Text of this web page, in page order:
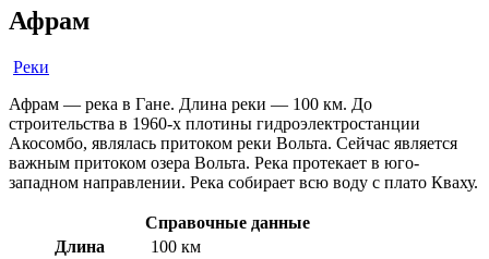
Афрам
Реки
Афрам — река в Гане. Длина реки — 100 км. До
строительства в 1960-х плотины гидроэлектростанции
Акосомбо, являлась притоком реки Вольта. Сейчас является
важным притоком озера Вольта. Река протекает в юго-
западном направлении. Река собирает всю воду с плато Кваху.
Справочные данные
Длина
100 км